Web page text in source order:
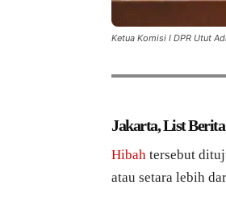
Ketua Komisi I DPR Utut
Jakarta, List
Hibah tersebut
atau setara lebih